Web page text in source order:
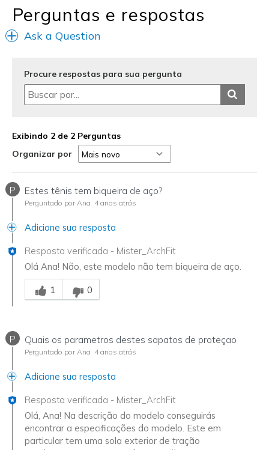
Width
Perguntas e respostas
Ask a Question
Procure respostas para sua pergunta
Exibindo 2 de 2 Perguntas
Organizar por
P Estes tênis tem biqueira de aço?
Perguntado por Ana 4 anos atrás
Adicione sua resposta
Resposta verificada - Mister_ArchFit
Olá Ana! Não, este modelo não tem biqueira de aço.
Essa resposta foi útil para você
1
0
P Quais os parametros destes sapatos de proteçao
Perguntado por Ana 4 anos atrás
Adicione sua resposta
Resposta verificada - Mister_ArchFit
Olá, Ana! Na descrição do modelo conseguirás
encontrar a especificações do modelo. Este em
particular tem uma sola exterior de tração